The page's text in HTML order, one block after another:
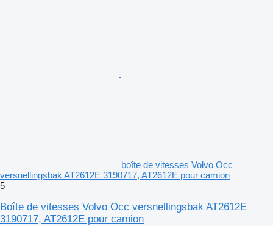
boîte de vitesses Volvo Occ
versnellingsbak AT2612E 3190717, AT2612E pour camion
5
Boîte de vitesses Volvo Occ versnellingsbak AT2612E
3190717, AT2612E pour camion